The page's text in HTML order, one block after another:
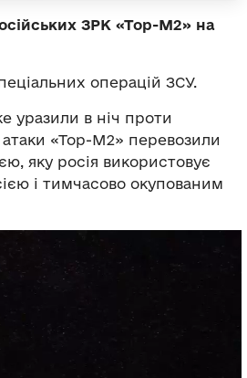
ЗРК «Тор-М2» на
операцій ЗСУ.
уразили в ніч проти
«Тор-М2» перевозили
яку росія використовує
і тимчасово окупованим